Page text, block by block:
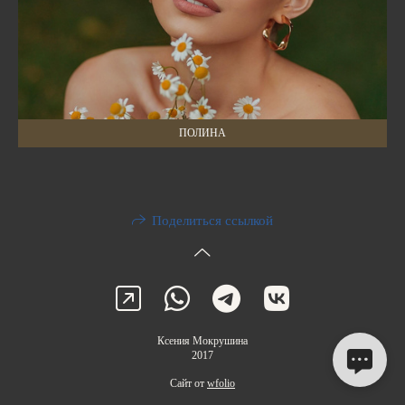
ПОЛИНА
Поделиться ссылкой
Ксения Мокрушина
2017
Сайт от wfolio